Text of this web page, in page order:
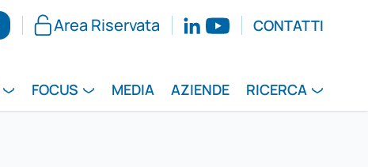
Area Riservata CONTATTI
FOCUS MEDIA AZIENDE RICERCA